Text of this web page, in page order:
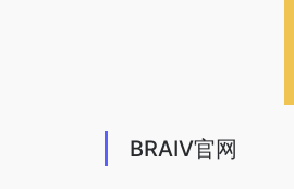
BRAIV官网